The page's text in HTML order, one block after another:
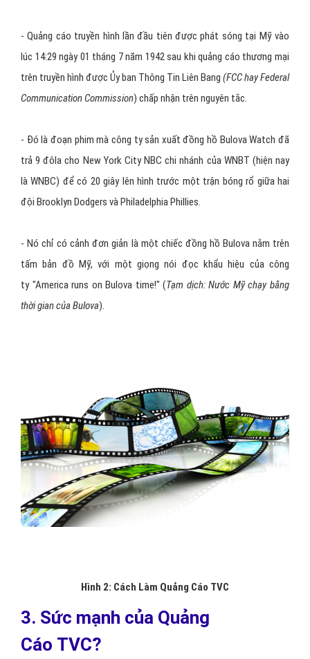
- Quảng cáo truyền hình lần đầu tiên được phát sóng tại Mỹ vào
lúc 14:29 ngày 01 tháng 7 năm 1942 sau khi quảng cáo thương mại
trên truyền hình được Ủy ban Thông Tin Liên Bang (FCC hay Federal
Communication Commission) chấp nhận trên nguyên tắc.
- Đó là đoạn phim mà công ty sản xuất đồng hồ Bulova Watch đã
trả 9 đôla cho New York City NBC chi nhánh của WNBT (hiện nay
là WNBC) để có 20 giây lên hình trước một trận bóng rổ giữa hai
đội Brooklyn Dodgers và Philadelphia Phillies.
- Nó chỉ có cảnh đơn giản là một chiếc đồng hồ Bulova nằm trên
tấm bản đồ Mỹ, với một giọng nói đọc khẩu hiệu của công
ty "America runs on Bulova time!" (Tạm dịch: Nước Mỹ chạy bằng
thời gian của Bulova).
Hình 2: Cách Làm Quảng Cáo TVC
3. Sức mạnh của Quảng
Cáo TVC?